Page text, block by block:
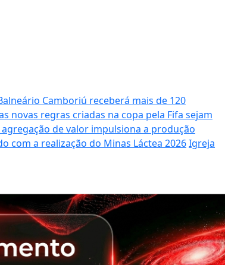
Camboriú receberá mais de 120
novas regras criadas na copa pela Fifa sejam
de valor impulsiona a produção
com a realização do Minas Láctea 2026Igreja